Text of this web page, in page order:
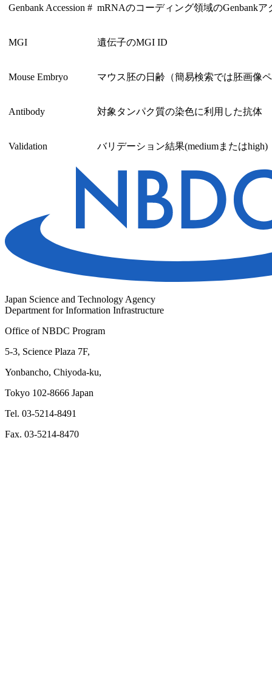
Genbank Accession # mRNAのコーディング領域のGenbank
MGI 遺伝子のMGI ID
Mouse Embryo マウス胚の日齢（簡易検索では胚画像
Antibody 対象タンパク質の染色に利用した抗体
Validation バリデーション結果(mediumまたはhigh)
Japan Science and Technology Agency
Department for Information Infrastructure
Office of NBDC Program
5-3, Science Plaza 7F,
Yonbancho, Chiyoda-ku,
Tokyo 102-8666 Japan
Tel. 03-5214-8491
Fax. 03-5214-8470